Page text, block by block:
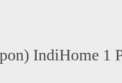
IndiHome 1